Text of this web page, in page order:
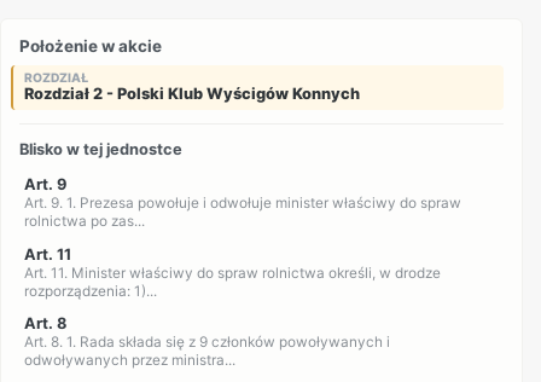
Położenie w akcie
ROZDZIAŁ
Rozdział 2 - Polski Klub Wyścigów Konnych
Blisko w tej jednostce
Art. 9
Art. 9. 1. Prezesa powołuje i odwołuje minister właściwy do spraw
rolnictwa po zas...
Art. 11
Art. 11. Minister właściwy do spraw rolnictwa określi, w drodze
rozporządzenia: 1)...
Art. 8
Art. 8. 1. Rada składa się z 9 członków powoływanych i
odwoływanych przez ministra...